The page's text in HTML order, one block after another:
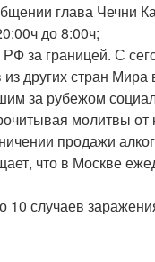
глава Чечни
до 8:00ч;
за границей. С
других стран
за рубежом
молитвы от
продажи
что в Москве
случаев